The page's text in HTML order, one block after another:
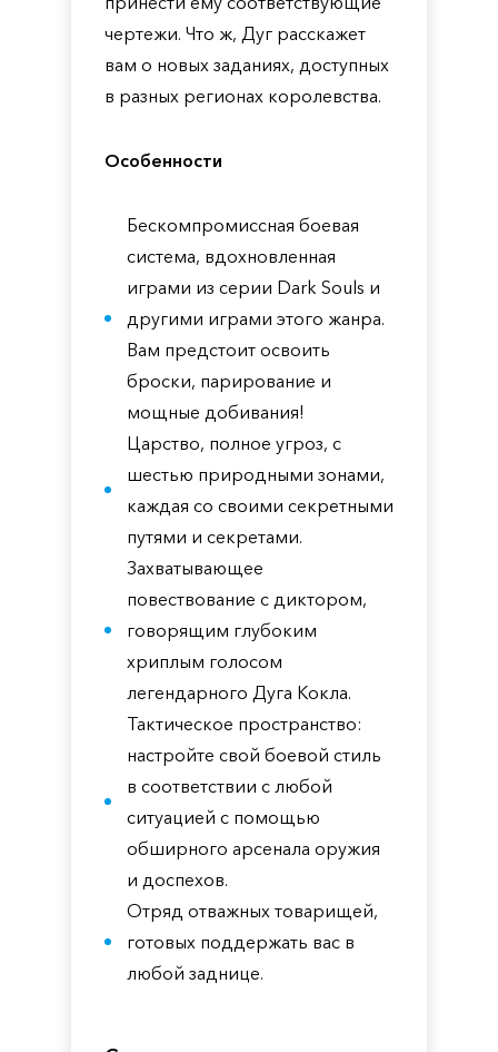
чертежи. Что ж, Дуг расскажет
вам о новых заданиях, доступных
в разных регионах королевства.
Особенности
Бескомпромиссная боевая
система, вдохновленная
играми из серии Dark Souls и
другими играми этого жанра.
Вам предстоит освоить
броски, парирование и
мощные добивания!
Царство, полное угроз, с
шестью природными зонами,
каждая со своими секретными
путями и секретами.
Захватывающее
повествование с диктором,
говорящим глубоким
хриплым голосом
легендарного Дуга Кокла.
Тактическое пространство:
настройте свой боевой стиль
в соответствии с любой
ситуацией с помощью
обширного арсенала оружия
и доспехов.
Отряд отважных товарищей,
готовых поддержать вас в
любой заднице.